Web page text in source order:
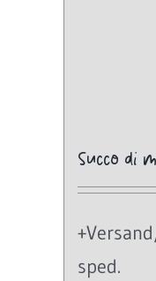
Succo di
sped.